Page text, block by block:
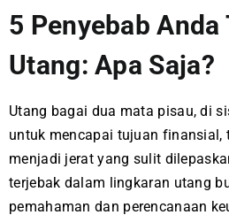
5 Penyebab
Utang: Apa Saja?
Utang bagai dua mata pisau, di
untuk mencapai tujuan finansial,
menjadi jerat yang sulit
terjebak dalam lingkaran utang
pemahaman dan perencanaan